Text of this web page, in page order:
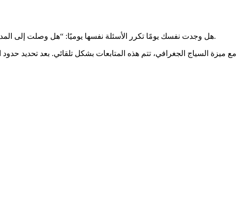
هل وجدت نفسك يومًا تكرر الأسئلة نفسها يوميًا: “هل وصلت إلى المدرسة؟” “هل عدت إلى المنزل؟” الحقيقة أن الأطفال، خصوصًا من يسعون للاستقلالية، يضيقون ذرعًا بهذا النوع من المتابعة المستمرة.
مع ميزة السياج الجغرافي، تتم هذه المتابعات بشكل تلقائي. بعد تحديد